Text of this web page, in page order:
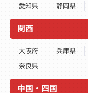
愛知県 静岡県
関西
大阪府 兵庫県
奈良県
中国・四国